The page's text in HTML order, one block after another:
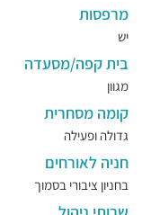
מרפסות
יש
בית קפה/מסעדה
מגוון
קומה מסחרית
גדולה ופעילה
חניה לאורחים
בחניון ציבורי בסמוך